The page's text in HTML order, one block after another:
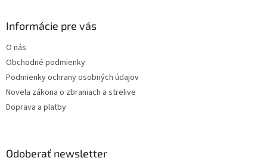
Informácie pre vás
O nás
Obchodné podmienky
Podmienky ochrany osobných údajov
Novela zákona o zbraniach a strelive
Doprava a platby
Odoberať newsletter